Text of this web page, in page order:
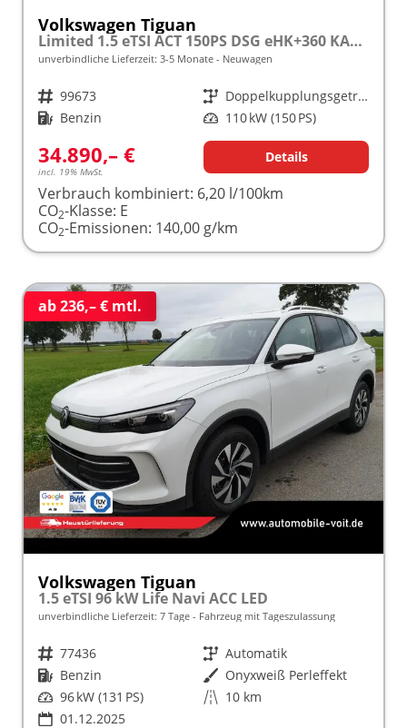
Volkswagen Tiguan
Limited 1.5 eTSI ACT 150PS DSG eHK+360 KAM+ACC+APP+LED PLUS+17" LM+KLIMA frei konfigurierbar!
unverbindliche Lieferzeit: 3-5 Monate Neuwagen
Fahrzeugnr. 99673 Getriebe
Doppelkupplungsgetriebe (DSG)
Kraftstoff Benzin Leistung 110 kW (150 PS)
34.890,– €
incl. 19% MwSt.
Details
Verbrauch kombiniert: 6,20 l/100km
CO2-Klasse: E
CO2-Emissionen: 140,00 g/km
ab 236,– € mtl.
Volkswagen Tiguan
1.5 eTSI 96 kW Life Navi ACC LED
unverbindliche Lieferzeit: 7 Tage Fahrzeug mit Tageszulassung
Fahrzeugnr. 77436 Getriebe Automatik
Kraftstoff Benzin Außenfarbe Onyxweiß Perleffekt
Leistung 96 kW (131 PS) Kilometerstand 10 km
01.12.2025